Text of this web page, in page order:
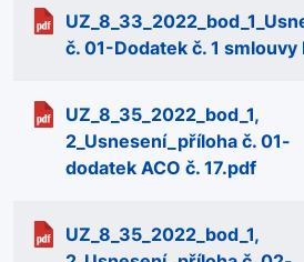
č. 01-Dodatek č. 1 smlouvy
UZ_8_35_2022_bod_1,
2_Usnesení_příloha č. 01-
dodatek ACO č. 17.pdf
UZ_8_35_2022_bod_1,